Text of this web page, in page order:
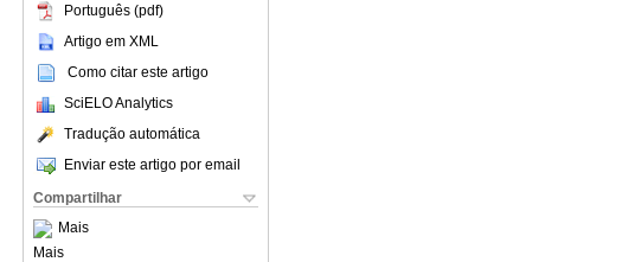
Português (pdf)
Artigo em XML
Como citar este artigo
SciELO Analytics
Tradução automática
Enviar este artigo por email
Compartilhar
Mais
Mais